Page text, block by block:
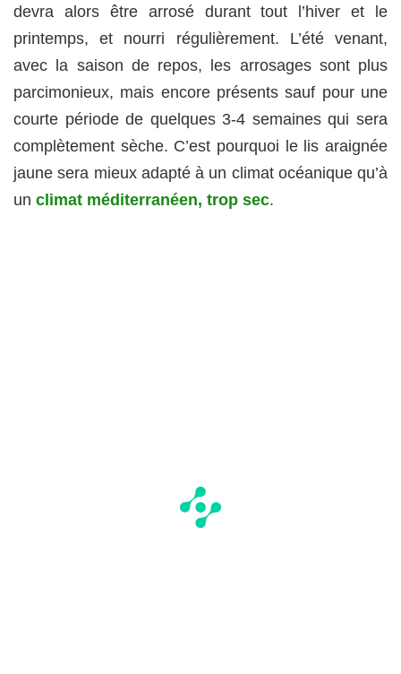
devra alors être arrosé durant tout l’hiver et le
printemps, et nourri régulièrement. L’été venant,
avec la saison de repos, les arrosages sont plus
parcimonieux, mais encore présents sauf pour une
courte période de quelques 3-4 semaines qui sera
complètement sèche. C’est pourquoi le lis araignée
jaune sera mieux adapté à un climat océanique qu’à
un climat méditerranéen, trop sec.